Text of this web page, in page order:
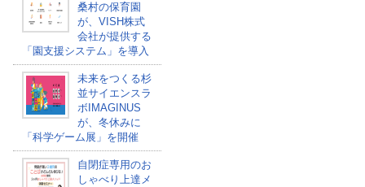
桑村の保育園
が、VISH株式
会社が提供する
「園支援システム」を導入
未来をつくる杉
並サイエンスラ
ボIMAGINUS
が、冬休みに
「科学ゲーム展」を開催
自閉症専用のお
しゃべり上達メ